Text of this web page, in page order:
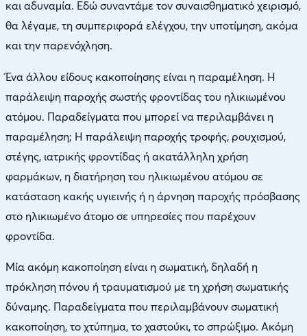
και αδυναμία. Εδώ συναντάμε τον συναισθηματικό χειρισμό,
θα λέγαμε, τη συμπεριφορά ελέγχου, την υποτίμηση, ακόμα
και την παρενόχληση.
Ένα άλλου είδους κακοποίησης είναι η παραμέληση. Η
παράλειψη παροχής σωστής φροντίδας του ηλικιωμένου
ατόμου. Παραδείγματα που μπορεί να περιλαμβάνει η
παραμέληση; Η παράλειψη παροχής τροφής, ρουχισμού,
στέγης, ιατρικής φροντίδας ή ακατάλληλη χρήση
φαρμάκων, η διατήρηση του ηλικιωμένου ατόμου σε
κατάσταση κακής υγιεινής ή η άρνηση παροχής πρόσβασης
στο ηλικιωμένο άτομο σε υπηρεσίες που παρέχουν
φροντίδα.
Μία ακόμη κακοποίηση είναι η σωματική, δηλαδή η
πρόκληση πόνου ή τραυματισμού με τη χρήση σωματικής
δύναμης. Παραδείγματα που περιλαμβάνουν σωματική
κακοποίηση, το χτύπημα, το χαστούκι, το σπρώξιμο. Ακόμη